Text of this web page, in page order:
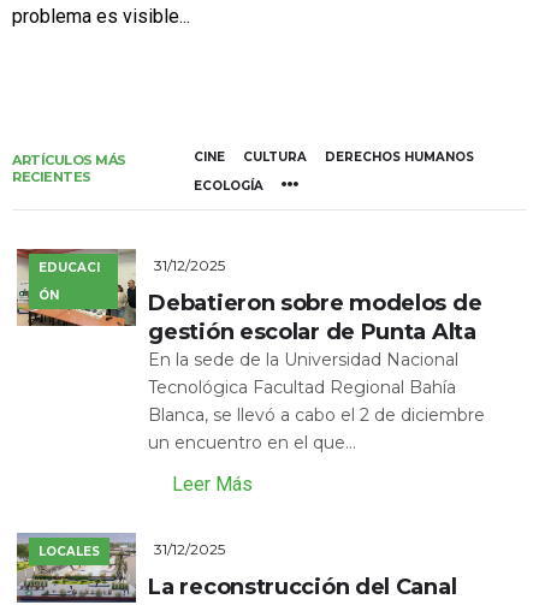
problema es visible...
ARTÍCULOS MÁS
RECIENTES
CINE CULTURA
DERECHOS HUMANOS
ECOLOGÍA
EDUCACI
ÓN
31/12/2025
Debatieron sobre modelos de
gestión escolar de Punta Alta
En la sede de la Universidad Nacional
Tecnológica Facultad Regional Bahía
Blanca, se llevó a cabo el 2 de diciembre
un encuentro en el que...
Leer Más
LOCALES 31/12/2025
La reconstrucción del Canal